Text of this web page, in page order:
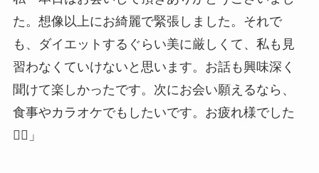
た。想像以上にお綺麗で緊張しました。それで
も、ダイエットするぐらい美に厳しくて、私も見
習わなくていけないと思います。お話も興味深く
聞けて楽しかったです。次にお会い願えるなら、
食事やカラオケでもしたいです。お疲れ様でした
🙇‍♂」